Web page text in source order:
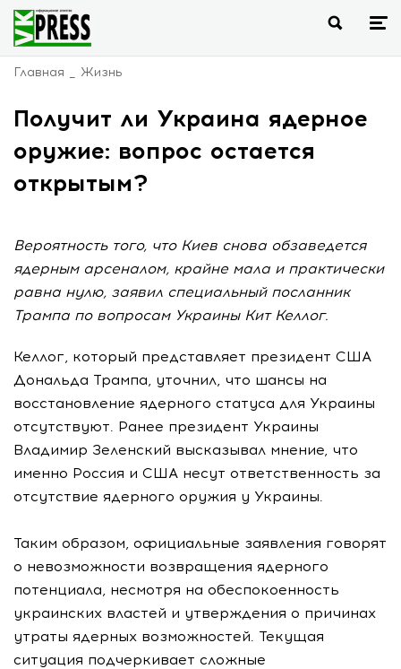
Главная Жизнь
Получит ли Украина ядерное
оружие: вопрос остается
открытым?
Вероятность того, что Киев снова обзаведется
ядерным арсеналом, крайне мала и практически
равна нулю, заявил специальный посланник
Трампа по вопросам Украины Кит Келлог.
Келлог, который представляет президент США
Дональда Трампа, уточнил, что шансы на
восстановление ядерного статуса для Украины
отсутствуют. Ранее президент Украины
Владимир Зеленский высказывал мнение, что
именно Россия и США несут ответственность за
отсутствие ядерного оружия у Украины.
Таким образом, официальные заявления говорят
о невозможности возвращения ядерного
потенциала, несмотря на обеспокоенность
украинских властей и утверждения о причинах
утраты ядерных возможностей. Текущая
ситуация подчеркивает сложные